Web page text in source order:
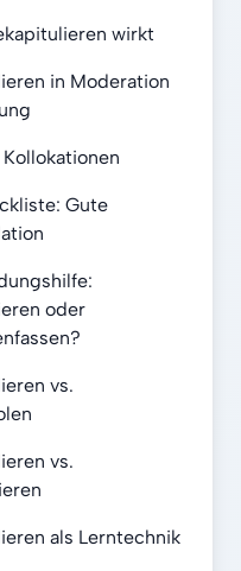
wirkt
in Moderation
Gute
oder
vs.
vs.
als Lerntechnik